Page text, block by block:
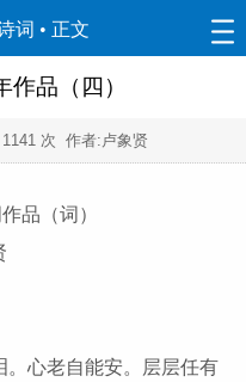
词 • 正文
品（四）
1141 次 作者:卢象贤
品（词）
。心老自能安。层层任有